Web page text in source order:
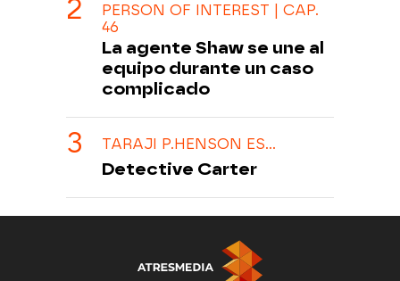
PERSON OF INTEREST | CAP.
46
La agente Shaw se une al
equipo durante un caso
complicado
TARAJI P.HENSON ES...
Detective Carter